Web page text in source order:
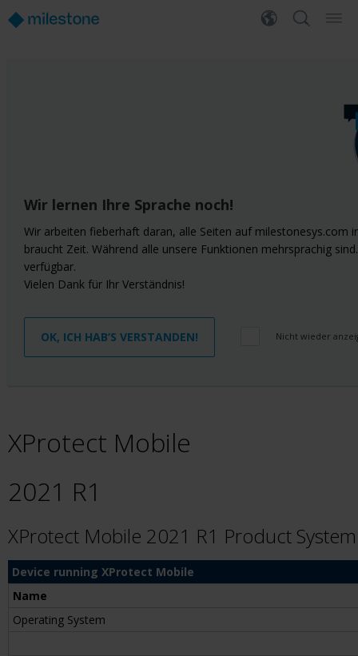
Wir lernen Ihre Sprache noch!
Wir arbeiten fieberhaft daran, alle Seiten auf milestonesys.com
braucht Zeit. Während alle unsere Funktionen mehrsprachig
verfügbar.
Vielen Dank für Ihr Verständnis!
OK, ICH HAB‘S VERSTANDEN! Nicht wieder
XProtect Mobile
2021 R1
XProtect Mobile 2021 R1 Product
Device running XProtect Mobile
Name
Operating System